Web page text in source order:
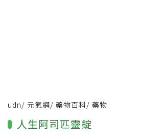
udn/ 元氣網/ 藥物百科/ 藥物
人生阿司匹靈錠